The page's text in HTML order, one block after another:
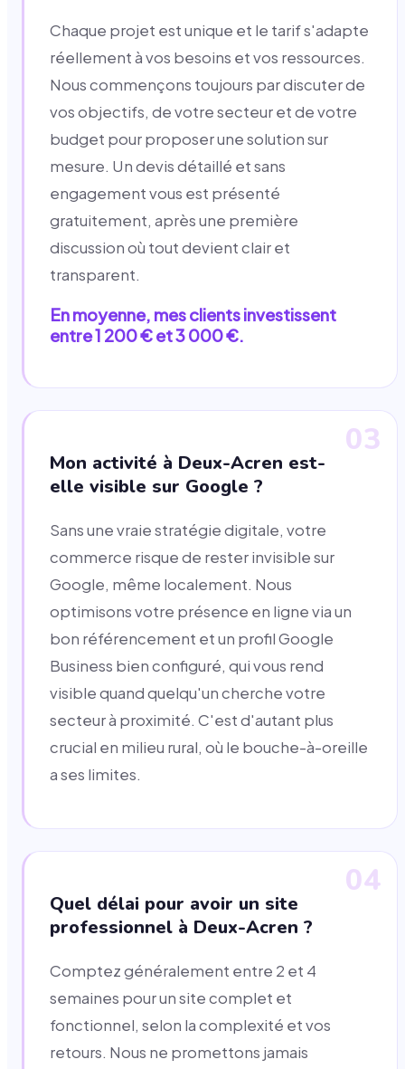
Chaque projet est unique et le tarif s'adapte
réellement à vos besoins et vos ressources.
Nous commençons toujours par discuter de
vos objectifs, de votre secteur et de votre
budget pour proposer une solution sur
mesure. Un devis détaillé et sans
engagement vous est présenté
gratuitement, après une première
discussion où tout devient clair et
transparent.
En moyenne, mes clients investissent
entre 1 200 € et 3 000 €.
03
Mon activité à Deux-Acren est-
elle visible sur Google ?
Sans une vraie stratégie digitale, votre
commerce risque de rester invisible sur
Google, même localement. Nous
optimisons votre présence en ligne via un
bon référencement et un profil Google
Business bien configuré, qui vous rend
visible quand quelqu'un cherche votre
secteur à proximité. C'est d'autant plus
crucial en milieu rural, où le bouche-à-oreille
a ses limites.
04
Quel délai pour avoir un site
professionnel à Deux-Acren ?
Comptez généralement entre 2 et 4
semaines pour un site complet et
fonctionnel, selon la complexité et vos
retours. Nous ne promettons jamais